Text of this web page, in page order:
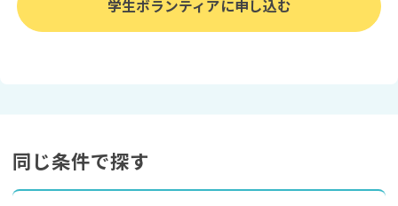
学生ボランティアに申し込む
同じ条件で探す